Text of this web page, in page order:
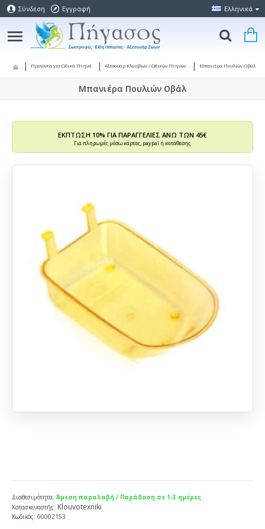
Σύνδεση Εγγραφή Ελληνικά
Προϊόντα για Ωδικά Πτηνά Αξεσουάρ Κλουβίων / Ωδικών Πτηνών Μπανιέρα Πουλιών Οβάλ
Μπανιέρα Πουλιών Οβάλ
ΕΚΠΤΩΣΗ 10% ΓΙΑ ΠΑΡΑΓΓΕΛΙΕΣ ΑΝΩ ΤΩΝ 45€
Για πληρωμές μέσω κάρτας, paypal ή κατάθεσης
Διαθεσιμότητα: Άμεση παραλαβή / Παράδοση σε 1-3 ημέρες
Κατασκευαστής: Klouvotexniki
Κωδικός: 00002153